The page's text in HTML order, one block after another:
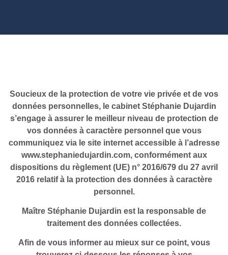
Soucieux de la protection de votre vie privée et de vos
données personnelles, le cabinet Stéphanie Dujardin
s’engage à assurer le meilleur niveau de protection de
vos données à caractère personnel que vous
communiquez via le site internet accessible à l’adresse
www.stephaniedujardin.com, conformément aux
dispositions du règlement (UE) n° 2016/679 du 27 avril
2016 relatif à la protection des données à caractère
personnel.
Maître Stéphanie Dujardin est la responsable de
traitement des données collectées.
Afin de vous informer au mieux sur ce point, vous